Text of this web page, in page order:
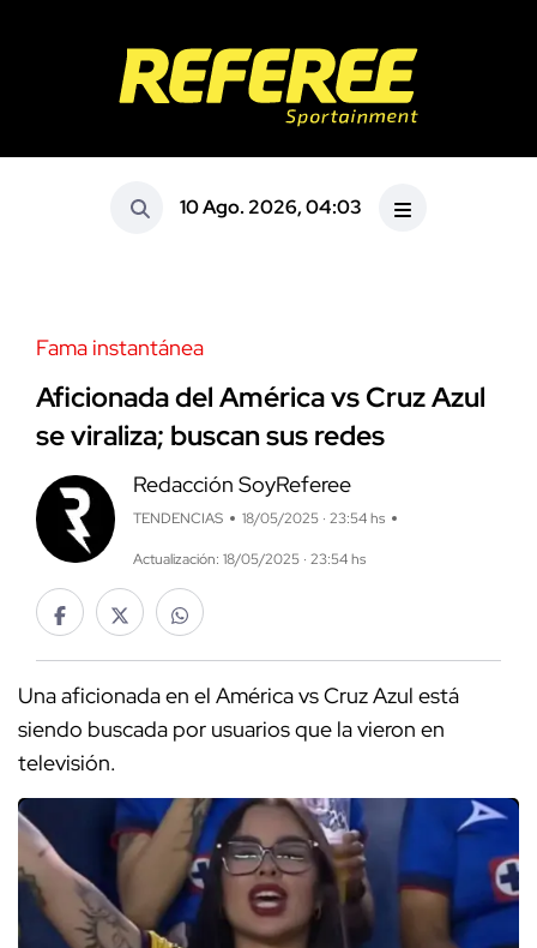
10 Ago. 2026, 04:03
Fama instantánea
Aficionada del América vs Cruz Azul
se viraliza; buscan sus redes
Redacción SoyReferee
TENDENCIAS 18/05/2025 · 23:54 hs
Actualización: 18/05/2025 · 23:54 hs
Una aficionada en el América vs Cruz Azul está
siendo buscada por usuarios que la vieron en
televisión.